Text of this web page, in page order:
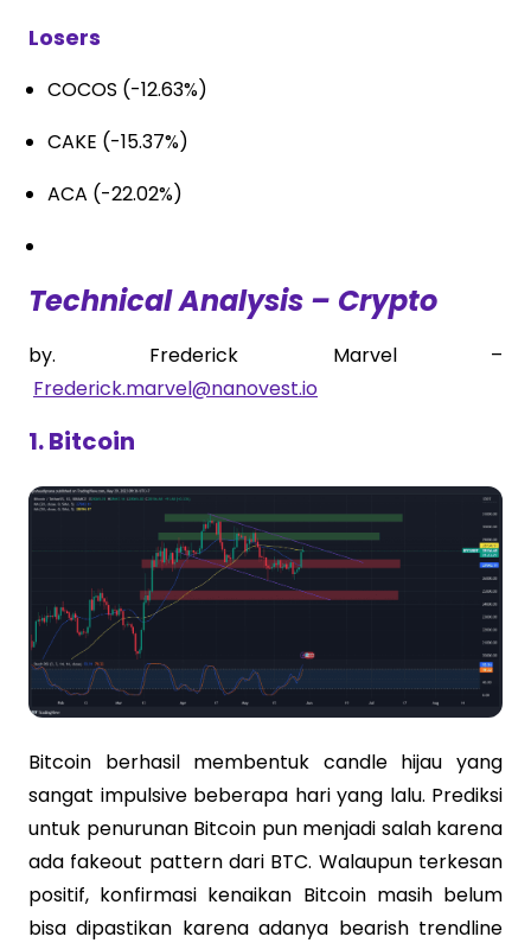
Losers
COCOS (-12.63%)
CAKE (-15.37%)
ACA (-22.02%)
Technical Analysis – Crypto
by. Frederick Marvel –
Frederick.marvel@nanovest.io
1. Bitcoin
Bitcoin berhasil membentuk candle hijau yang
sangat impulsive beberapa hari yang lalu. Prediksi
untuk penurunan Bitcoin pun menjadi salah karena
ada fakeout pattern dari BTC. Walaupun terkesan
positif, konfirmasi kenaikan Bitcoin masih belum
bisa dipastikan karena adanya bearish trendline